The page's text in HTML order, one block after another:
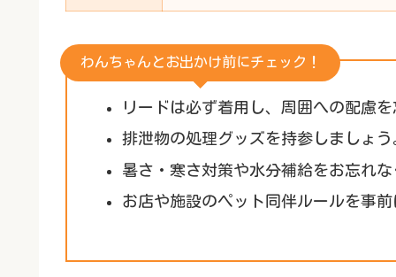
わんちゃんとお出かけ前にチェック！
リードは必ず着用し、周囲への配慮
排泄物の処理グッズを持参しましょう
暑さ・寒さ対策や水分補給をお忘れな
お店や施設のペット同伴ルールを事